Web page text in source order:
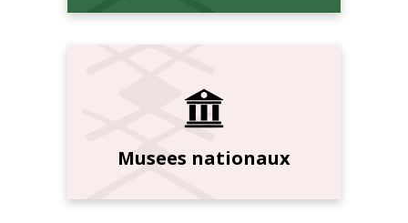
Musees nationaux